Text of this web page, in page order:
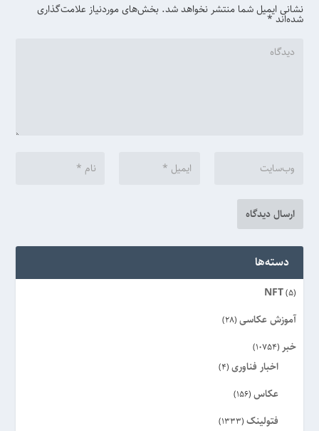
نشانی ایمیل شما منتشر نخواهد شد. بخش‌های موردنیاز علامت‌گذاری
شده‌اند*
دسته‌ها
NFT(5)
آموزش عکاسی (28)
خبر (10754)
اخبار فناوری (4)
عکاس (156)
فتولینک (1333)